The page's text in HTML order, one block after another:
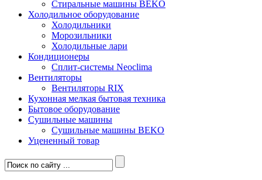
Стиральные машины BEKO
Холодильное оборудование
Холодильники
Морозильники
Холодильные лари
Кондиционеры
Сплит-системы Neoclima
Вентиляторы
Вентиляторы RIX
Кухонная мелкая бытовая техника
Бытовое оборудование
Сушильные машины
Сушильные машины BEKO
Уцененный товар